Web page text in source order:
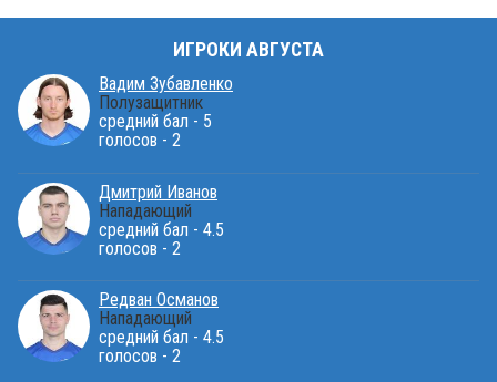
ИГРОКИ АВГУСТА
Вадим Зубавленко
Полузащитник
средний бал - 5
голосов - 2
Дмитрий Иванов
Нападающий
средний бал - 4.5
голосов - 2
Редван Османов
Нападающий
средний бал - 4.5
голосов - 2